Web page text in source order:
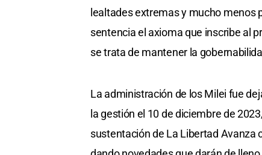
lealtades extremas y mucho menos
sentencia el axioma que inscribe al
se trata de mantener la
La administración de los Milei fue
la gestión el 10 de diciembre de
sustentación de La Libertad Avanza